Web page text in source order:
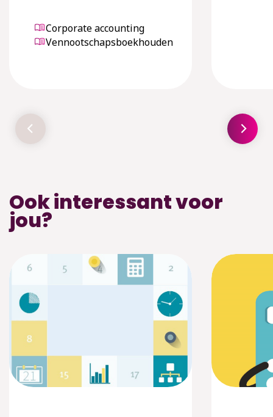
Corporate accounting
Vennootschapsboekhouden
Ook interessant voor
jou?